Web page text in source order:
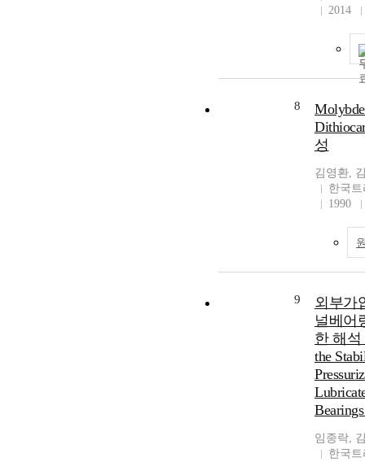
2014
8
성
김영환,
한국
1990
9
외부가
널베어
한 해석
the
임종락,
한국